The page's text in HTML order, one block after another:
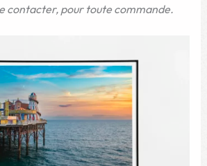
contacter, pour toute commande.